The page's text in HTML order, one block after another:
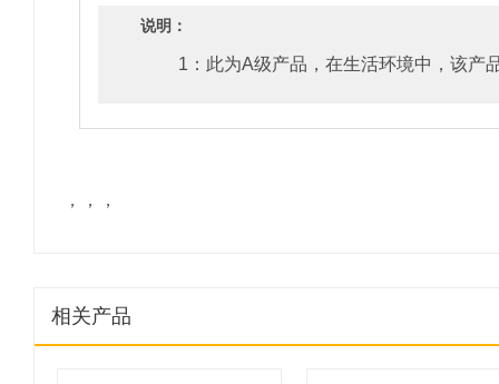
说明：
1：此为A级产品，在生活环境中，该产
，，，
相关产品